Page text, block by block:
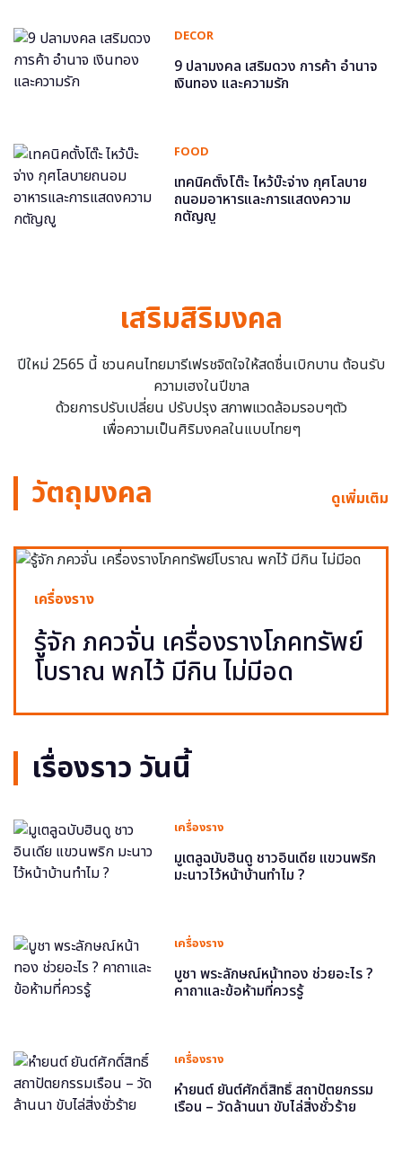
DECOR
9 ปลามงคล เสริมดวง การค้า อำนาจ
เงินทอง และความรัก
FOOD
เทคนิคตั้งโต๊ะ ไหว้บ๊ะจ่าง กุศโลบาย
ถนอมอาหารและการแสดงความ
กตัญญู
เสริมสิริมงคล
ปีใหม่ 2565 นี้ ชวนคนไทยมารีเฟรชจิตใจให้สดชื่นเบิกบาน ต้อนรับ
ความเฮงในปีขาล
ด้วยการปรับเปลี่ยน ปรับปรุง สภาพแวดล้อมรอบๆตัว
เพื่อความเป็นศิริมงคลในแบบไทยๆ
วัตถุมงคล ดูเพิ่มเติม
เครื่องราง
รู้จัก ภควจั่น เครื่องรางโภคทรัพย์
โบราณ พกไว้ มีกิน ไม่มีอด
เรื่องราว วันนี้
เครื่องราง
มูเตลูฉบับฮินดู ชาวอินเดีย แขวนพริก
มะนาวไว้หน้าบ้านทำไม ?
เครื่องราง
บูชา พระลักษณ์หน้าทอง ช่วยอะไร ?
คาถาและข้อห้ามที่ควรรู้
เครื่องราง
หำยนต์ ยันต์ศักดิ์สิทธิ์ สถาปัตยกรรม
เรือน – วัดล้านนา ขับไล่สิ่งชั่วร้าย